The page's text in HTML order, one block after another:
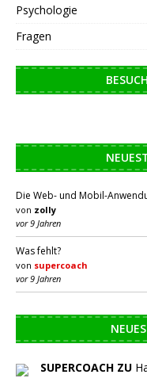
Psychologie
Fragen
Die Web- und Mobil-
von zolly
vor 9 Jahren
Was fehlt?
von supercoach
vor 9 Jahren
SUPERCOACH ZU